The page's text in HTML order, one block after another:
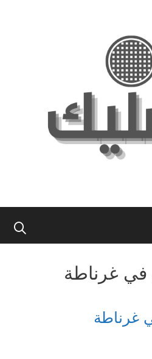
غرناطة
غرناطة